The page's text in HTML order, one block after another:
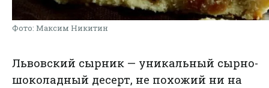
Фото: Максим Никитин
Львовский сырник — уникальный сырно-
шоколадный десерт, не похожий ни на